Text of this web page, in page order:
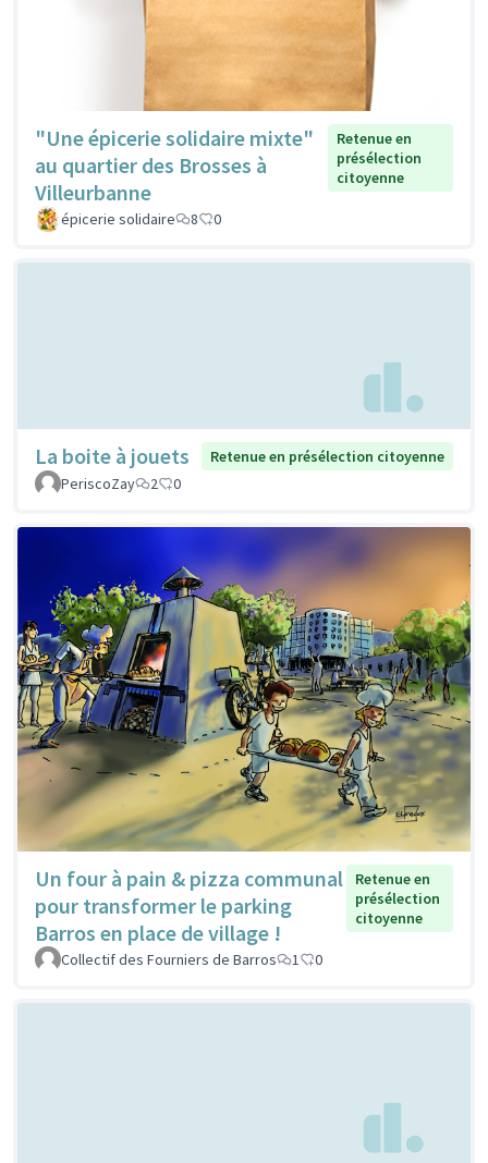
"Une épicerie solidaire mixte"
au quartier des Brosses à
Villeurbanne
Retenue en
présélection
citoyenne
épicerie solidaire 8 0
La boite à jouets
Retenue en présélection citoyenne
PeriscoZay
2 0
Un four à pain & pizza communal
pour transformer le parking
Barros en place de village !
Retenue en
présélection
citoyenne
Collectif des Fourniers de Barros 1 0